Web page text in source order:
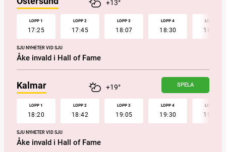
+13°
LOPP 1
17:25
LOPP 2
17:45
LOPP 3
18:07
LOPP 4
18:30
LOPP 5
18:53
SJU NYHETER VID SJU
Åke invald i Hall of Fame
Kalmar +19° SPELA
LOPP 1
18:20
LOPP 2
18:42
LOPP 3
19:05
LOPP 4
19:30
LOPP 5
19:52
SJU NYHETER VID SJU
Åke invald i Hall of Fame